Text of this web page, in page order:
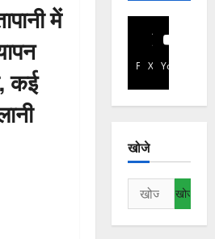
में
कई
Facebook
X YouTube
खोजे
निम्न
को
खोजें: